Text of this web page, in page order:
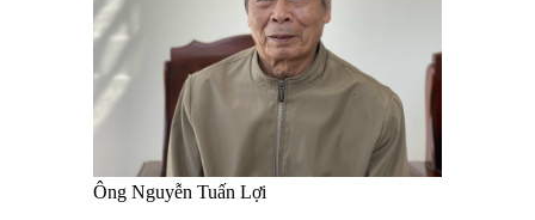
Ông Nguyễn Tuấn Lợi